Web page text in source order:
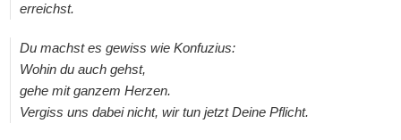
erreichst.
Du machst es gewiss wie Konfuzius:
Wohin du auch gehst,
gehe mit ganzem Herzen.
Vergiss uns dabei nicht, wir tun jetzt Deine Pflicht.